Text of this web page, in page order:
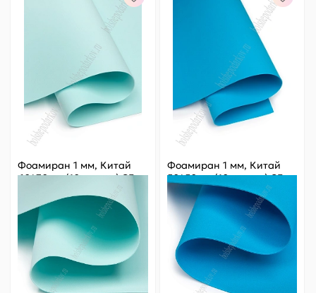
Фоамиран 1 мм, Китай
60*70 см (10 листов) SF-
5822, небесный №1065
Цена за 24.8 ₽
Артикул: 805-209
248 ₽
Оптовая
+
Фоамиран 1 мм, Китай
50*50 см (10 листов) SF-
3431, бирюзовый №1063
Цена заед.: 18.2 ₽
Артикул:
805-21
182 ₽
Оптовая
+